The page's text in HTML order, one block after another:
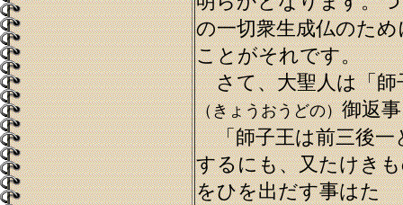
の一切衆生成仏のた
ことがそれです。
さて、大聖人は「師
（きょうおうどの）御返
「師子王は前三後一
するにも、又たけき
をひを出だす事はた